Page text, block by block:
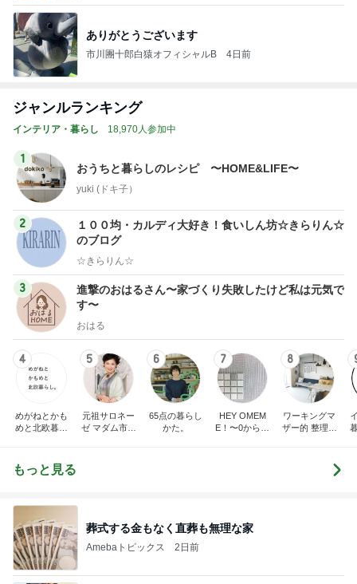
ありがとうございます
市川團十郎白猿オフィシャルB 4日前
ジャンルランキング
インテリア・暮らし 18,970人参加中
1
おうちと暮らしのレシピ 〜HOME&LIFE〜
yuki (ドキ子）
2
１００均・カルディ大好き！食いしん坊☆きらりん☆
のブログ
☆きらりん☆
3
進撃のおはるさん〜家づくり失敗したけど私は元気で
す〜
おはる
4
めがねとかも
めと北欧暮ら
5
元祖サロネー
ゼ マダム市川
6
65点の暮らし
かた。
7
HEY OMEM
E！〜0からの
8
ワーキングマ
ザー的 整理収
もっと見る
葬式する金もなく直葬も無理な家
Amebaトピックス 2日前